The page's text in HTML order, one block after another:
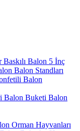
Baskılı Balon 5 İnç
Balon Standları
Balon
Balon Buketi Balon
Orman Hayvanları